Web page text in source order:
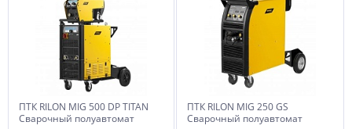
ПТК RILON MIG 500 DP TITAN
Сварочный полуавтомат
ПТК RILON MIG 250 GS
Сварочный полуавтомат